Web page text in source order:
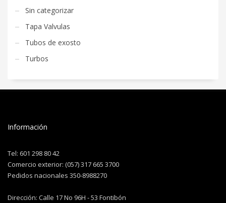
Sin categorizar
Tapa Valvulas
Tubos de exosto
Turbos
Información
Tel: 601 298 80 42
Comercio exterior: (057) 317 665 3700
Pedidos nacionales 350-8988270
Dirección: Calle 17 No 96H - 53 Fontibón